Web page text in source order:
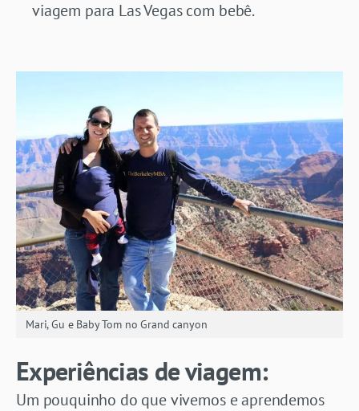
viagem para Las Vegas com bebê.
Mari, Gu e Baby Tom no Grand canyon
Experiências de viagem:
Um pouquinho do que vivemos e aprendemos